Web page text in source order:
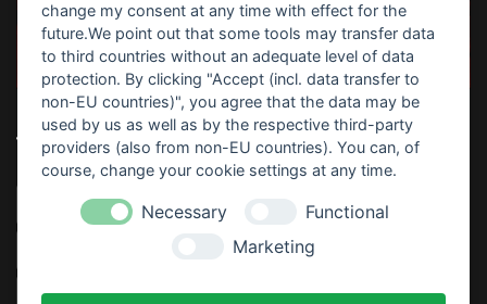
TOP-SUCHBEGRIFFE
Horrorparty Home Haunting Haunt Download
Anleitung
Thematisiert Rezept Kostenlos Gratis
change my consent at any time with effect for the
future.We point out that some tools may transfer data
to third countries without an adequate level of data
protection. By clicking "Accept (incl. data transfer to
non-EU countries)", you agree that the data may be
used by us as well as by the respective third-party
providers (also from non-EU countries). You can, of
course, change your cookie settings at any time.
Necessary
Functional
Marketing